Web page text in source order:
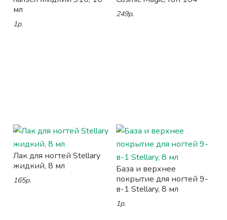
мл
1р.
249р.
Лак для ногтей Stellary
жидкий, 8 мл
165р.
База и верхнее
покрытие для ногтей 9-
в-1 Stellary, 8 мл
1р.